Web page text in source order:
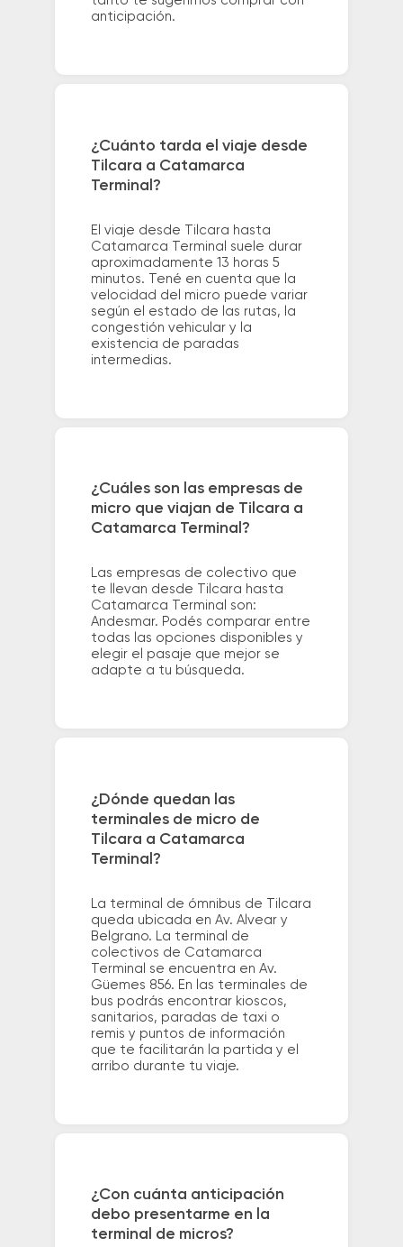
anticipación.
¿Cuánto tarda el viaje desde
Tilcara a Catamarca
Terminal?
El viaje desde Tilcara hasta
Catamarca Terminal suele durar
aproximadamente 13 horas 5
minutos. Tené en cuenta que la
velocidad del micro puede variar
según el estado de las rutas, la
congestión vehicular y la
existencia de paradas
intermedias.
¿Cuáles son las empresas de
micro que viajan de Tilcara a
Catamarca Terminal?
Las empresas de colectivo que
te llevan desde Tilcara hasta
Catamarca Terminal son:
Andesmar. Podés comparar entre
todas las opciones disponibles y
elegir el pasaje que mejor se
adapte a tu búsqueda.
¿Dónde quedan las
terminales de micro de
Tilcara a Catamarca
Terminal?
La terminal de ómnibus de Tilcara
queda ubicada en Av. Alvear y
Belgrano. La terminal de
colectivos de Catamarca
Terminal se encuentra en Av.
Güemes 856. En las terminales de
bus podrás encontrar kioscos,
sanitarios, paradas de taxi o
remis y puntos de información
que te facilitarán la partida y el
arribo durante tu viaje.
¿Con cuánta anticipación
debo presentarme en la
terminal de micros?